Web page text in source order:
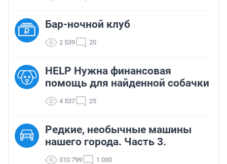
Бар-ночной клуб
2 539 20
HELP Нужна финансовая
помощь для найденной собачки
4 537 25
Редкие, необычные машины
нашего города. Часть 3.
310 799 1 000